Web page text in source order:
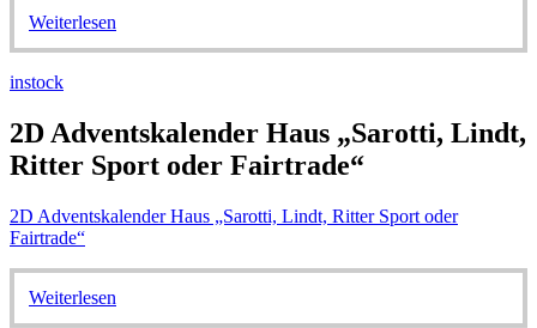
Weiterlesen
instock
2D Adventskalender Haus „Sarotti, Lindt,
Ritter Sport oder Fairtrade“
2D Adventskalender Haus „Sarotti, Lindt, Ritter Sport oder
Fairtrade“
Weiterlesen